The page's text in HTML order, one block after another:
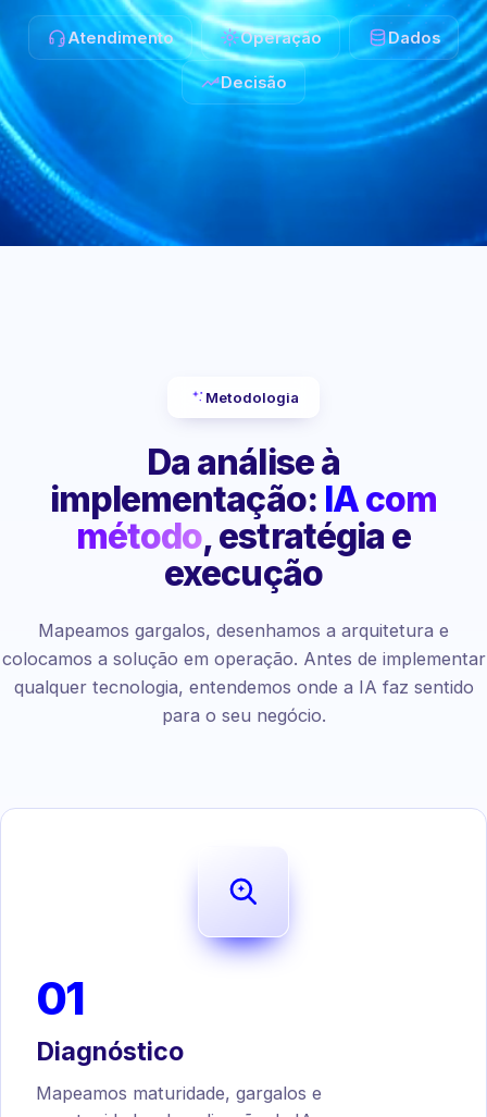
Atendimento Operação Dados
Decisão
Metodologia
Da análise à
implementação: IA com
método, estratégia e
execução
Mapeamos gargalos, desenhamos a arquitetura e
colocamos a solução em operação. Antes de implementar
qualquer tecnologia, entendemos onde a IA faz sentido
para o seu negócio.
01
Diagnóstico
Mapeamos maturidade, gargalos e